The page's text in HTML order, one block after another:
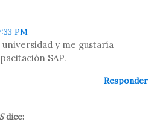
PM
y me gustaría
SAP.
Responder
dice: